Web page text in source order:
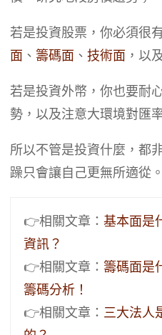
若是投資股票，你必須很
面 、 籌碼面 、 技術面 ，以
若是投資外幣，你也要耐
勢，以及注意大環境對匯
所以不管是投資什麼，都
躁只會讓自己更無所適從。
👉相關文章： 基本面是
資訊？
👉相關文章： 籌碼面是
籌碼分析！
👉相關文章： 三大法人